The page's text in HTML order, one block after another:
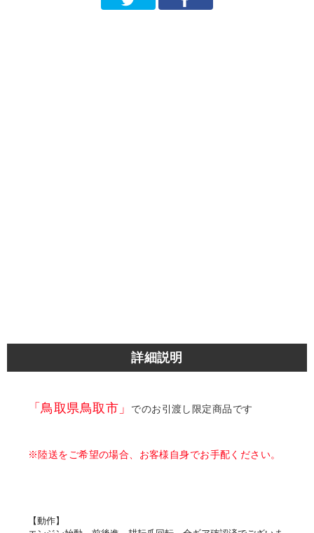
詳細説明
「鳥取県鳥取市」 でのお引渡し限定商品です
※陸送をご希望の場合、お客様自身でお手配ください。
【動作】